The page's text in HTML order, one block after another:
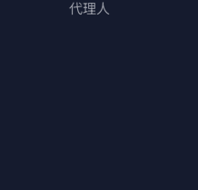
代理人